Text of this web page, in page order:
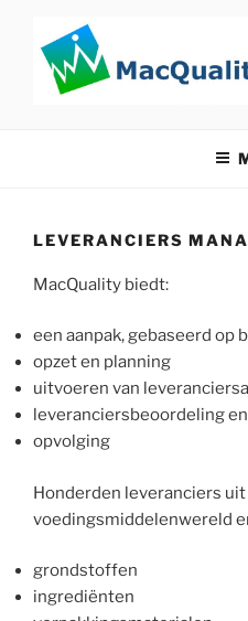
LEVERANCIERS
MacQuality biedt:
een aanpak, gebaseerd op
opzet en planning
uitvoeren van
leveranciersbeoordeling
opvolging
Honderden leveranciers uit
voedingsmiddelenwereld
grondstoffen
ingrediënten